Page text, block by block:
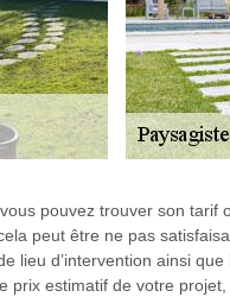
pouvez trouver son tarif
peut être ne pas
lieu d’intervention ainsi
prix estimatif de votre